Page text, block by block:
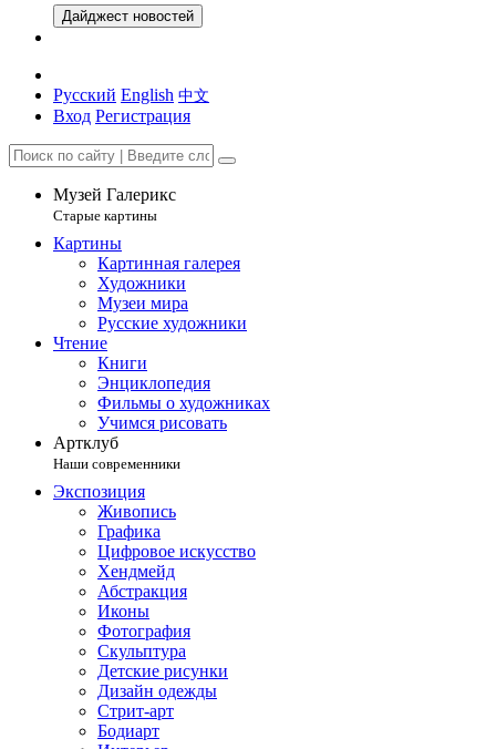
Дайджест новостей
Русский English 中文
Вход Регистрация
Музей Галерикс
Старые картины
Картины
Картинная галерея
Художники
Музеи мира
Русские художники
Чтение
Книги
Энциклопедия
Фильмы о художниках
Учимся рисовать
Артклуб
Наши современники
Экспозиция
Живопись
Графика
Цифровое искусство
Хендмейд
Абстракция
Иконы
Фотография
Скульптура
Детские рисунки
Дизайн одежды
Стрит-арт
Бодиарт